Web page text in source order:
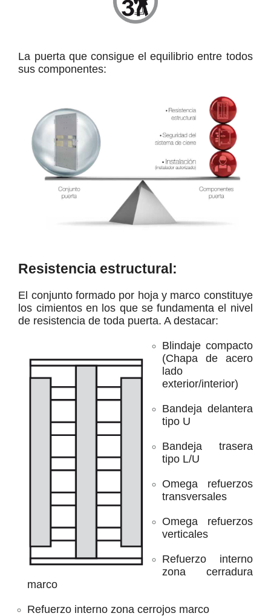
La puerta que consigue el equilibrio entre todos
sus componentes:
Resistencia estructural:
El conjunto formado por hoja y marco constituye
los cimientos en los que se fundamenta el nivel
de resistencia de toda puerta. A destacar:
Blindaje compacto
(Chapa de acero
lado
exterior/interior)
Bandeja delantera
tipo U
Bandeja trasera
tipo L/U
Omega refuerzos
transversales
Omega refuerzos
verticales
Refuerzo interno
zona cerradura
marco
Refuerzo interno zona cerrojos marco